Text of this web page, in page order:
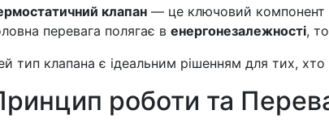
клапан — це ключовий компонент
перевага полягає в енергонезалежності,
тип клапана є ідеальним рішенням для тих,
роботи та